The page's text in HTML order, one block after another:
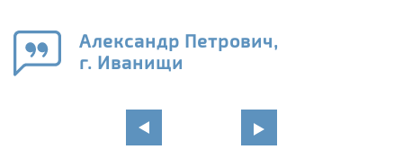
Александр Петрович,
г. Иванищи